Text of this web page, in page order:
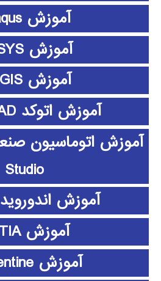
آموزش abaqus
آموزش ANSYS
آموزش ArcGIS
آموزش اتوکد AUTOCAD
Studio
آموزش اندوروید android
آموزش CATIA
آموزش clementine